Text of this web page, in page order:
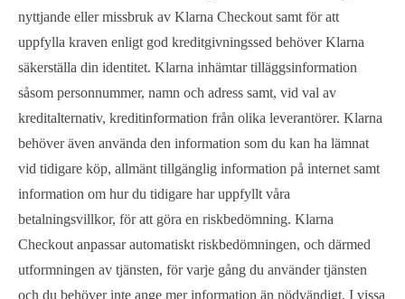
nyttjande eller missbruk av Klarna Checkout samt för att
uppfylla kraven enligt god kreditgivningssed behöver Klarna
säkerställa din identitet. Klarna inhämtar tilläggsinformation
såsom personnummer, namn och adress samt, vid val av
kreditalternativ, kreditinformation från olika leverantörer. Klarna
behöver även använda den information som du kan ha lämnat
vid tidigare köp, allmänt tillgänglig information på internet samt
information om hur du tidigare har uppfyllt våra
betalningsvillkor, för att göra en riskbedömning. Klarna
Checkout anpassar automatiskt riskbedömningen, och därmed
utformningen av tjänsten, för varje gång du använder tjänsten
och du behöver inte ange mer information än nödvändigt. I vissa